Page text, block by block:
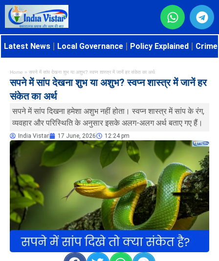
Latest News Local Governance Policy Explained
Home » सपने में सांप देखना शुभ या अशुभ? स्वप्न शास्त्र में जानें हर संकेत का अर्थ
सपने में सांप देखना शुभ या अशुभ? स्वप्न शास्त्र में जानें हर
संकेत का अर्थ
सपने में सांप दिखना हमेशा अशुभ नहीं होता। स्वप्न शास्त्र में सांप के रंग,
व्यवहार और परिस्थिति के अनुसार इसके अलग-अलग अर्थ बताए गए हैं।
India Vistar 17 June, 2026 12:24 pm